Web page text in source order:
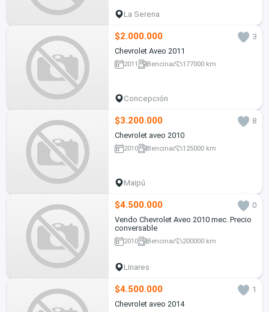
La Serena
$2.000.000
3
Chevrolet Aveo 2011
2011 Bencina 177000 km
Concepción
$3.200.000
8
Chevrolet aveo 2010
2010 Bencina 125000 km
Maipú
$4.500.000
0
Vendo Chevrolet Aveo 2010 mec. Precio
conversable
2010 Bencina 200000 km
Linares
$4.500.000
1
Chevrolet aveo 2014